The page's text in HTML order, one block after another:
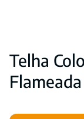
Telha
Flameada